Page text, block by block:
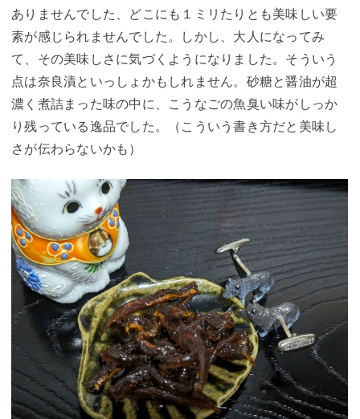
ありませんでした、どこにも１ミリたりとも美味しい要
素が感じられませんでした。しかし、大人になってみ
て、その美味しさに気づくようになりました。そういう
点は奈良漬といっしょかもしれません。砂糖と醤油が超
濃く煮詰まった味の中に、こうなごの魚臭い味がしっか
り残っている逸品でした。（こういう書き方だと美味し
さが伝わらないかも）